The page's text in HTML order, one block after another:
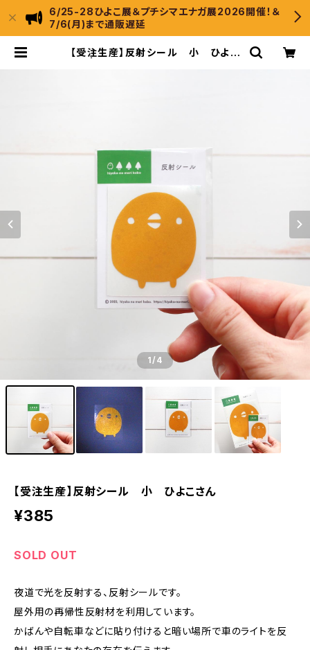
6/25-28ひよこ展＆プチシマエナガ展2026開催！＆
7/6(月)まで通販遅延
【受注生産】反射シール 小 ひよこ
1/4
【受注生産】反射シール 小 ひよこさん
¥385
SOLD OUT
夜道で光を反射する、反射シールです。
屋外用の再帰性反射材を利用しています。
かばんや自転車などに貼り付けると暗い場所で車のライトを反